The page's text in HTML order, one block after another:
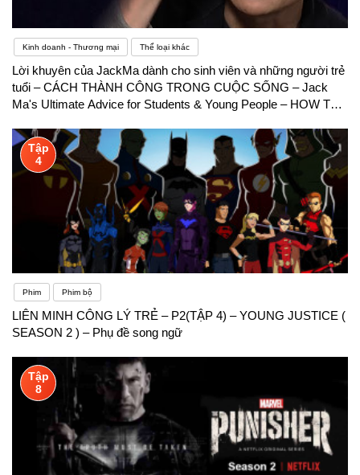
Kinh doanh - Thương mại Thể loại khác
Lời khuyên của JackMa dành cho sinh viên và những người trẻ
tuổi – CÁCH THÀNH CÔNG TRONG CUỘC SỐNG – Jack
Ma's Ultimate Advice for Students & Young People – HOW TO
Tập
4
Phim Phim bộ
LIÊN MINH CÔNG LÝ TRẺ – P2(TẬP 4) – YOUNG JUSTICE (
SEASON 2 ) – Phụ đề song ngữ
Tập
8